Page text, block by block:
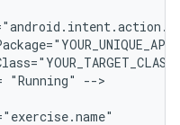
"Running" -->